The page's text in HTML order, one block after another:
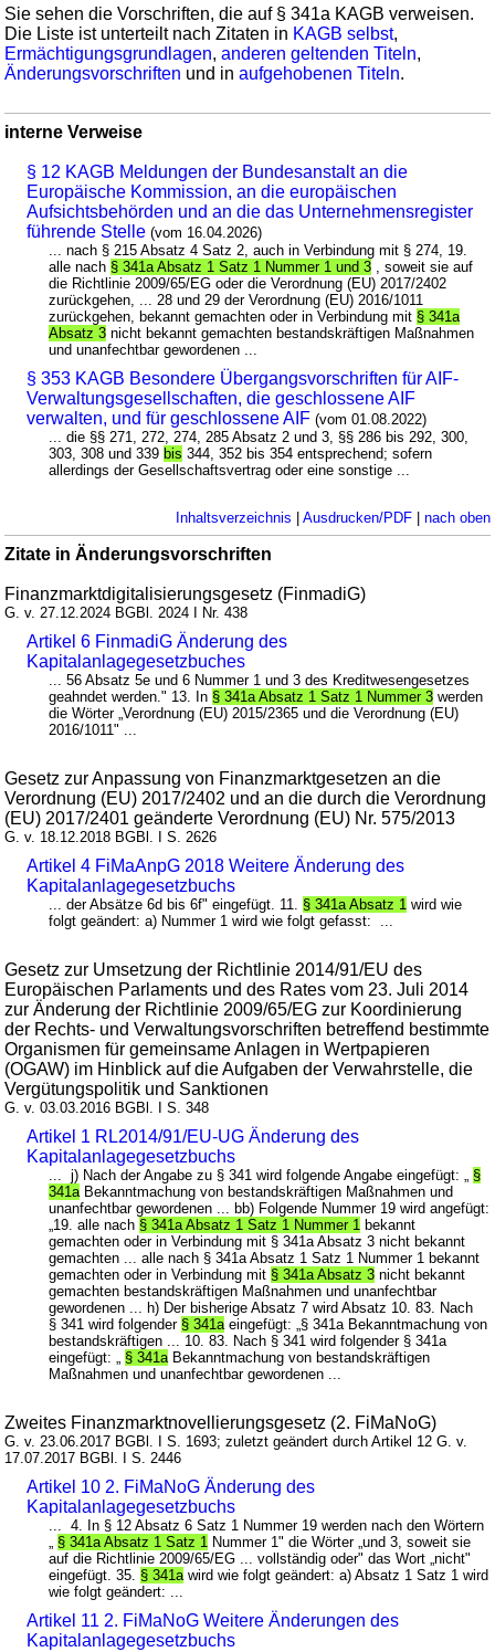
Sie sehen die Vorschriften, die auf § 341a KAGB verweisen.
Die Liste ist unterteilt nach Zitaten in KAGB selbst,
Ermächtigungsgrundlagen,anderen geltenden Titeln,
Änderungsvorschriften und inaufgehobenen Titeln.
interne Verweise
§ 12 KAGB Meldungen der Bundesanstalt an die
Europäische Kommission, an die europäischen
Aufsichtsbehörden und an die das Unternehmensregister
führende Stelle (vom 16.04.2026)
... nach § 215 Absatz 4 Satz 2, auch in Verbindung mit § 274, 19.
alle nach § 341a Absatz 1 Satz 1 Nummer 1 und 3 , soweit sie auf
die Richtlinie 2009/65/EG oder die Verordnung (EU) 2017/2402
zurückgehen, ... 28 und 29 der Verordnung (EU) 2016/1011
zurückgehen, bekannt gemachten oder in Verbindung mit § 341a
Absatz 3 nicht bekannt gemachten bestandskräftigen Maßnahmen
und unanfechtbar gewordenen ...
§ 353 KAGB Besondere Übergangsvorschriften für AIF-
Verwaltungsgesellschaften, die geschlossene AIF
verwalten, und für geschlossene AIF (vom 01.08.2022)
... die §§ 271, 272, 274, 285 Absatz 2 und 3, §§ 286 bis 292, 300,
303, 308 und 339 bis 344, 352 bis 354 entsprechend; sofern
allerdings der Gesellschaftsvertrag oder eine sonstige ...
Inhaltsverzeichnis Ausdrucken/PDF| nach oben
Zitate in Änderungsvorschriften
Finanzmarktdigitalisierungsgesetz (FinmadiG)
G. v. 27.12.2024 BGBl. 2024 I Nr. 438
Artikel 6 FinmadiG Änderung des
Kapitalanlagegesetzbuches
... 56 Absatz 5e und 6 Nummer 1 und 3 des Kreditwesengesetzes
geahndet werden." 13. In § 341a Absatz 1 Satz 1 Nummer 3 werden
die Wörter „Verordnung (EU) 2015/2365 und die Verordnung (EU)
2016/1011" ...
Gesetz zur Anpassung von Finanzmarktgesetzen an die
Verordnung (EU) 2017/2402 und an die durch die Verordnung
(EU) 2017/2401 geänderte Verordnung (EU) Nr. 575/2013
G. v. 18.12.2018 BGBl. I S. 2626
Artikel 4 FiMaAnpG 2018 Weitere Änderung des
Kapitalanlagegesetzbuchs
... der Absätze 6d bis 6f" eingefügt. 11. § 341a Absatz 1 wird wie
folgt geändert: a) Nummer 1 wird wie folgt gefasst: ...
Gesetz zur Umsetzung der Richtlinie 2014/91/EU des
Europäischen Parlaments und des Rates vom 23. Juli 2014
zur Änderung der Richtlinie 2009/65/EG zur Koordinierung
der Rechts- und Verwaltungsvorschriften betreffend bestimmte
Organismen für gemeinsame Anlagen in Wertpapieren
(OGAW) im Hinblick auf die Aufgaben der Verwahrstelle, die
Vergütungspolitik und Sanktionen
G. v. 03.03.2016 BGBl. I S. 348
Artikel 1 RL2014/91/EU-UG Änderung des
Kapitalanlagegesetzbuchs
... j) Nach der Angabe zu § 341 wird folgende Angabe eingefügt: „ §
341aBekanntmachung von bestandskräftigen Maßnahmen und
unanfechtbar gewordenen ... bb) Folgende Nummer 19 wird angefügt:
„19. alle nach § 341a Absatz 1 Satz 1 Nummer 1 bekannt
gemachten oder in Verbindung mit § 341a Absatz 3 nicht bekannt
gemachten ... alle nach § 341a Absatz 1 Satz 1 Nummer 1 bekannt
gemachten oder in Verbindung mit § 341a Absatz 3 nicht bekannt
gemachten bestandskräftigen Maßnahmen und unanfechtbar
gewordenen ... h) Der bisherige Absatz 7 wird Absatz 10. 83. Nach
§ 341 wird folgender § 341aeingefügt: „§ 341a Bekanntmachung von
bestandskräftigen ... 10. 83. Nach § 341 wird folgender § 341a
eingefügt: „ § 341aBekanntmachung von bestandskräftigen
Maßnahmen und unanfechtbar gewordenen ...
Zweites Finanzmarktnovellierungsgesetz (2. FiMaNoG)
G. v. 23.06.2017 BGBl. I S. 1693; zuletzt geändert durch Artikel 12 G. v.
17.07.2017 BGBl. I S. 2446
Artikel 10 2. FiMaNoG Änderung des
Kapitalanlagegesetzbuchs
... 4. In § 12 Absatz 6 Satz 1 Nummer 19 werden nach den Wörtern
„ § 341a Absatz 1 Satz 1 Nummer 1" die Wörter „und 3, soweit sie
auf die Richtlinie 2009/65/EG ... vollständig oder" das Wort „nicht"
eingefügt. 35. § 341awird wie folgt geändert: a) Absatz 1 Satz 1 wird
wie folgt geändert: ...
Artikel 11 2. FiMaNoG Weitere Änderungen des
Kapitalanlagegesetzbuchs